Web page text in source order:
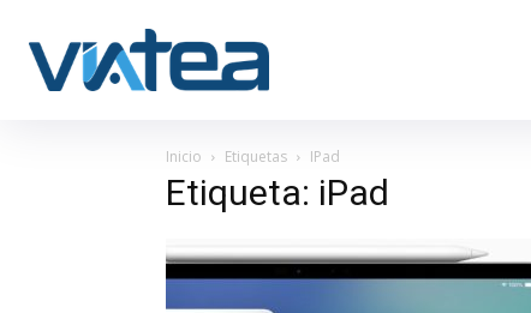
Inicio Etiquetas IPad
Etiqueta: iPad